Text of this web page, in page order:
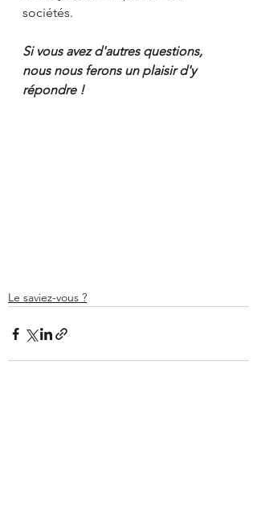
sociétés.
Si vous avez d'autres questions,
nous nous ferons un plaisir d'y
répondre !
Le saviez-vous ?